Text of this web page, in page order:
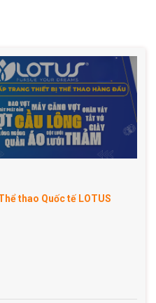
thao Quốc tế LOTUS